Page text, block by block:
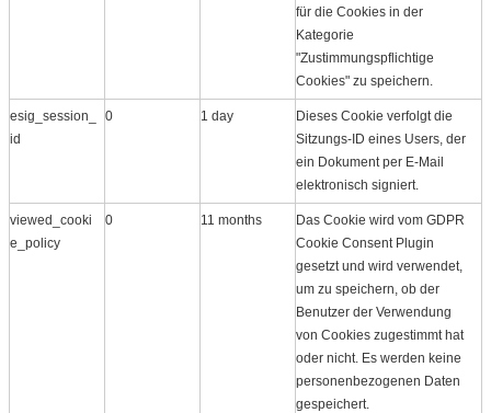
für die Cookies in der
Kategorie
"Zustimmungspflichtige
Cookies" zu speichern.
esig_session_
id
0 1 day
Dieses Cookie verfolgt die
Sitzungs-ID eines Users, der
ein Dokument per E-Mail
elektronisch signiert.
viewed_cooki
e_policy
0 11 months
Das Cookie wird vom GDPR
Cookie Consent Plugin
gesetzt und wird verwendet,
um zu speichern, ob der
Benutzer der Verwendung
von Cookies zugestimmt hat
oder nicht. Es werden keine
personenbezogenen Daten
gespeichert.